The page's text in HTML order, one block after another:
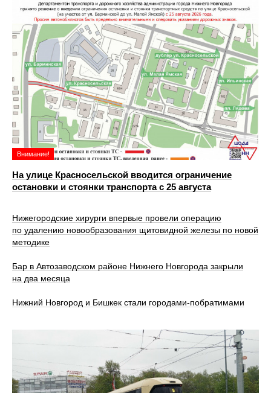
Внимание!
На улице Красносельской вводится ограничение
остановки и стоянки транспорта с 25 августа
Нижегородские хирурги впервые провели операцию
по удалению новообразования щитовидной железы по новой
методике
Бар в Автозаводском районе Нижнего Новгорода закрыли
на два месяца
Нижний Новгород и Бишкек стали городами-побратимами